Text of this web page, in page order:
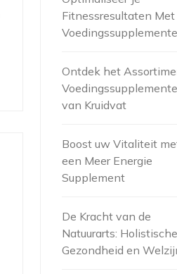
Fitnessresultaten Met
Ontdek het
van Kruidvat
Boost uw Vitaliteit
een Meer Energie
Supplement
De Kracht van de
Natuurarts: Holistische
Gezondheid en